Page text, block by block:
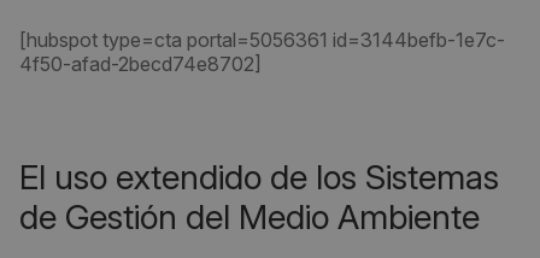
[hubspot type=cta portal=5056361 id=3144befb-1e7c-
4f50-afad-2becd74e8702]
El uso extendido de los Sistemas
de Gestión del Medio Ambiente